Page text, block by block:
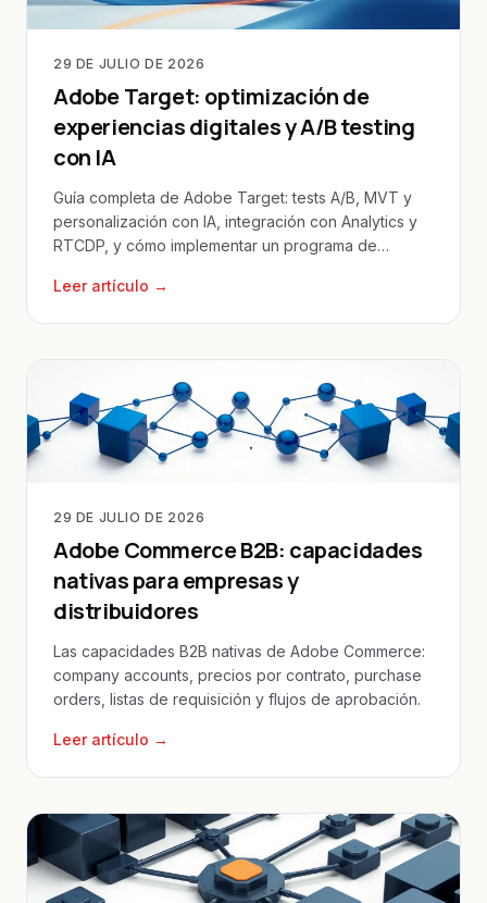
29 DE JULIO DE 2026
Adobe Target: optimización de
experiencias digitales y A/B testing
con IA
Guía completa de Adobe Target: tests A/B, MVT y
personalización con IA, integración con Analytics y
RTCDP, y cómo implementar un programa de
Leer artículo →
29 DE JULIO DE 2026
Adobe Commerce B2B: capacidades
nativas para empresas y
distribuidores
Las capacidades B2B nativas de Adobe Commerce:
company accounts, precios por contrato, purchase
orders, listas de requisición y flujos de aprobación.
Leer artículo →